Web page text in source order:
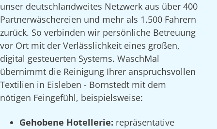
unser deutschlandweites Netzwerk aus über 400
Partnerwäschereien und mehr als 1.500 Fahrern
zurück. So verbinden wir persönliche Betreuung
vor Ort mit der Verlässlichkeit eines großen,
digital gesteuerten Systems. WaschMal
übernimmt die Reinigung Ihrer anspruchsvollen
Textilien in Eisleben - Bornstedt mit dem
nötigen Feingefühl, beispielsweise:
Gehobene Hotellerie: repräsentative